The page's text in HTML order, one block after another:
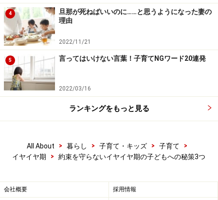
イヤイヤ期にもう限界！放置や無視はNG？「魔の2
歳児」乗り越え方
3歳児の癇癪……イヤイヤ期などの反抗期に対する対
処法
イヤイヤ期がない子は問題？背景や特徴とママにお
すすめの対処法
「イヤイヤ期」の対応を見直してみませんか？
2歳児にイライラしてしまう？魔のイヤイヤ期を乗
り切る育児の秘策
児」
※記事内容は執筆時点のものです。最新の内容をご確認くださ
い。
4
旦那が死ねばいいのに……と思うようになった妻の
理由
2022/11/21
5 言ってはいけない言葉！子育てNGワード20連発
2022/03/16
ランキングをもっと見る
All About > 暮らし > 子育て・キッズ > 子育て
>
イヤイヤ期
> 約束を守らないイヤイヤ期の子どもへの秘策3つ
会社概要 採用情報